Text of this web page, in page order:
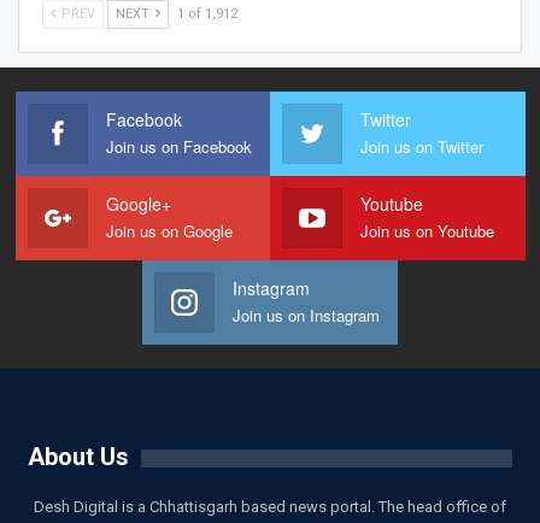
PREV NEXT 1 of 1,912
Facebook
Join us on Facebook
Twitter
Join us on Twitter
Google+
Join us on Google
Youtube
Join us on Youtube
Instagram
Join us on Instagram
About Us
Desh Digital is a Chhattisgarh based news portal. The head office of